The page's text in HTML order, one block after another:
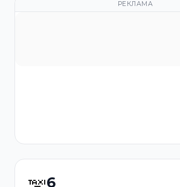
РЕКЛАМА
6